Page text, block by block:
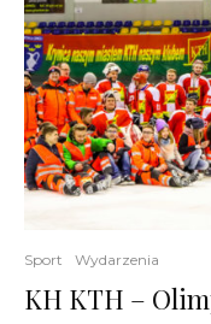
Sport Wydarzenia
KH KTH –